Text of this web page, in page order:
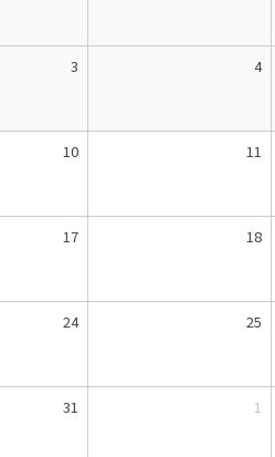
3 4
10 11
17 18
24 25
31 1